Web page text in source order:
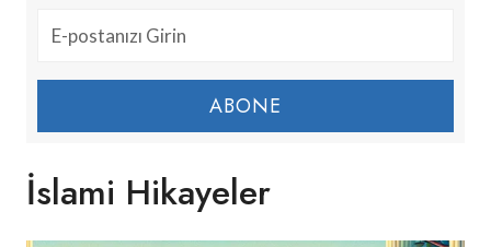
ABONE
İslami Hikayeler